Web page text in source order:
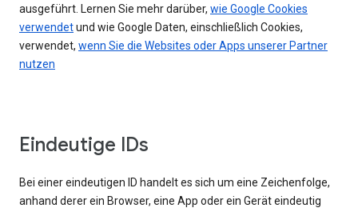
ausgeführt. Lernen Sie mehr darüber, wie Google Cookies
verwendetund wie Google Daten, einschließlich Cookies,
verwendet, wenn Sie die Websites oder Apps unserer Partner
nutzen
Eindeutige IDs
Bei einer eindeutigen ID handelt es sich um eine Zeichenfolge,
anhand derer ein Browser, eine App oder ein Gerät eindeutig